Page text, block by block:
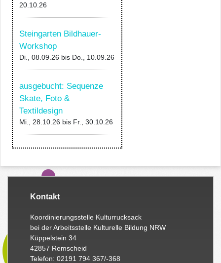
20.10.26
Steingarten Bildhauer-
Workshop
Di., 08.09.26 bis Do., 10.09.26
ausgebucht: Sequenze
Skate, Foto &
Textildesign
Mi., 28.10.26 bis Fr., 30.10.26
Kontakt
Koordinierungsstelle Kulturrucksack
bei der Arbeitsstelle Kulturelle Bildung NRW
Küppelstein 34
42857 Remscheid
Telefon: 02191 794 367/-368